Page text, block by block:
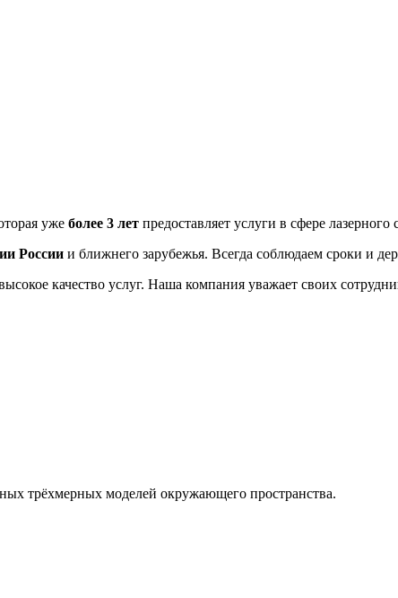
уже более 3 лет предоставляет услуги в сфере
России и ближнего зарубежья. Всегда соблюдаем сроки и
качество услуг. Наша компания уважает своих
трёхмерных моделей окружающего пространства.